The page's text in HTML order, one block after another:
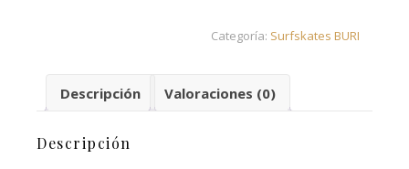
Categoría: Surfskates BURI
Descripción Valoraciones (0)
Descripción